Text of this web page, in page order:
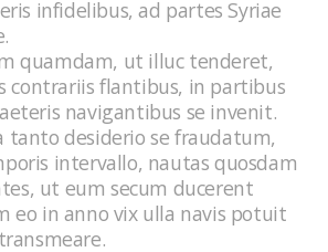
infidelibus, ad partes Syriae
quamdam, ut illuc tenderet,
contrariis flantibus, in partibus
navigantibus se invenit.
tanto desiderio se fraudatum,
intervallo, nautas quosdam
ut eum secum ducerent
eo in anno vix ulla navis potuit